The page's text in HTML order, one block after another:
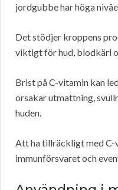
jordgubbe har höga
Det stödjer kroppens
viktigt för hud, blodkärl
Brist på C-vitamin kan
orsakar utmattning,
huden.
Att ha tillräckligt med
immunförsvaret och